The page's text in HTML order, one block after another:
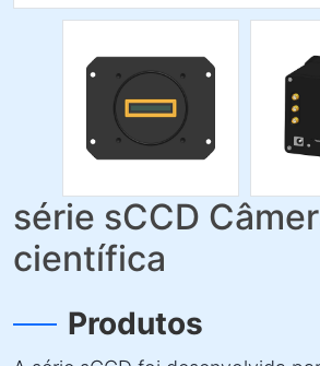
série sCCD
científica
Produtos